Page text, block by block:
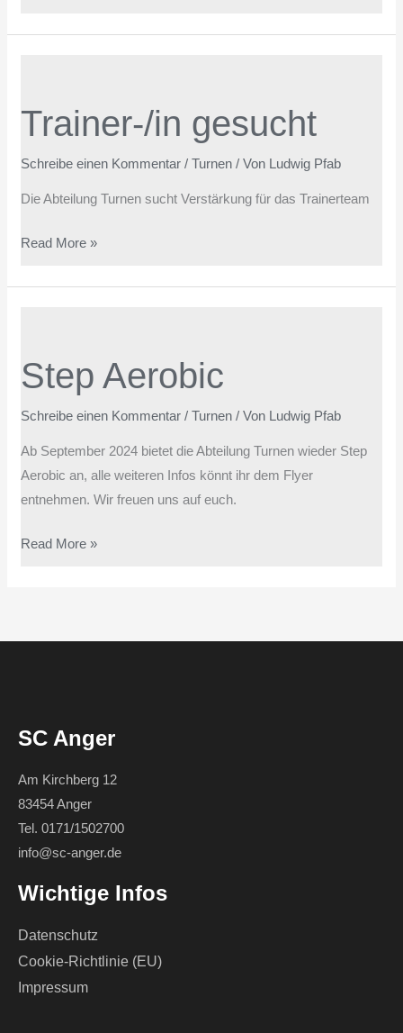
Trainer-/in gesucht
Schreibe einen Kommentar /Turnen / Von Ludwig Pfab
Die Abteilung Turnen sucht Verstärkung für das Trainerteam
Read More »
Step Aerobic
Schreibe einen Kommentar /Turnen / Von Ludwig Pfab
Ab September 2024 bietet die Abteilung Turnen wieder Step
Aerobic an, alle weiteren Infos könnt ihr dem Flyer
entnehmen. Wir freuen uns auf euch.
Read More »
SC Anger
Am Kirchberg 12
83454 Anger
Tel. 0171/1502700
info@sc-anger.de
Wichtige Infos
Datenschutz
Cookie-Richtlinie (EU)
Impressum